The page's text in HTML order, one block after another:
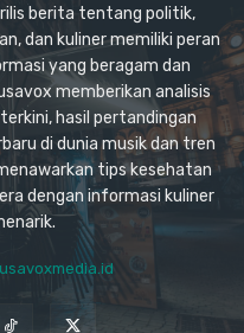
berita tentang politik,
dan kuliner memiliki peran
yang beragam dan
memberikan analisis
hasil pertandingan
di dunia musik dan tren
tips kesehatan
dengan informasi kuliner